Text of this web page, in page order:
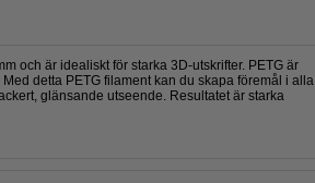
och är idealiskt för starka 3D-utskrifter. PETG är
detta PETG filament kan du skapa föremål i alla
glänsande utseende. Resultatet är starka